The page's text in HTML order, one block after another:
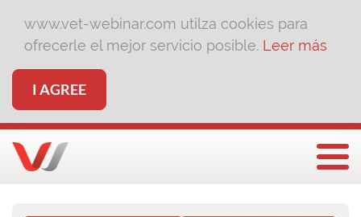
www.vet-webinar.com utilza cookies para
ofrecerle el mejor servicio posible. Leer más
I AGREE